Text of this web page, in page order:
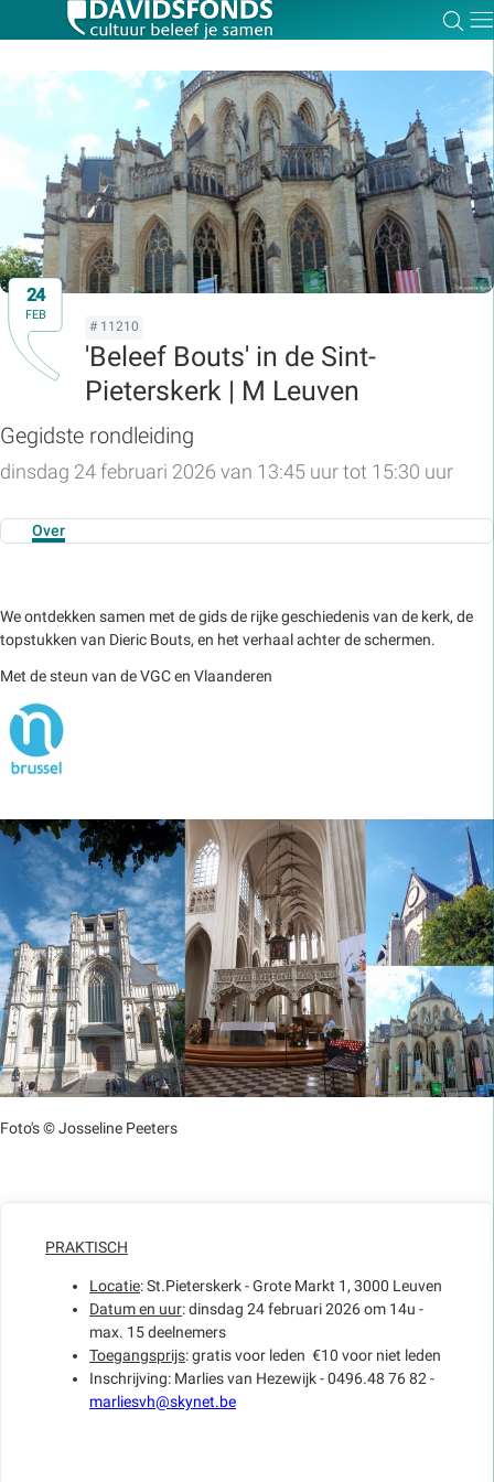
24
FEB
# 11210
'Beleef Bouts' in de Sint-
Pieterskerk | M Leuven
Gegidste rondleiding
dinsdag 24 februari 2026 van 13:45 uur tot 15:30 uur
Over
We ontdekken samen met de gids de rijke geschiedenis van de kerk, de
topstukken van Dieric Bouts, en het verhaal achter de schermen.
Met de steun van de VGC en Vlaanderen
Foto's © Josseline Peeters
PRAKTISCH
Locatie: St.Pieterskerk - Grote Markt 1, 3000 Leuven
Datum en uur: dinsdag 24 februari 2026 om 14u -
max. 15 deelnemers
Toegangsprijs: gratis voor leden €10 voor niet leden
Inschrijving: Marlies van Hezewijk - 0496.48 76 82 -
marliesvh@skynet.be
Zoeken